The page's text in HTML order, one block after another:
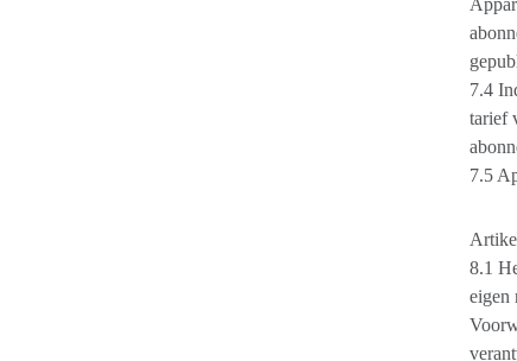
7.4
tarief
7.5
8.1
eigen